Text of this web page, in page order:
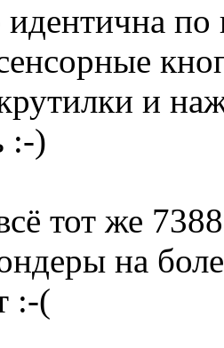
по
и
:-)
тот же
на
:-(